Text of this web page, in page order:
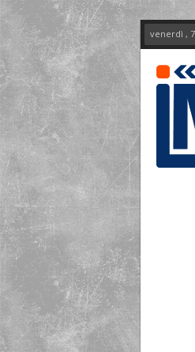
venerdì ,